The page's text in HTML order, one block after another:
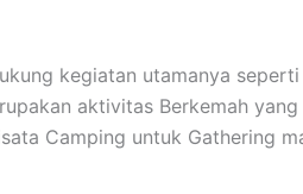
kegiatan utamanya
aktivitas Berkemah
Camping untuk Gathering